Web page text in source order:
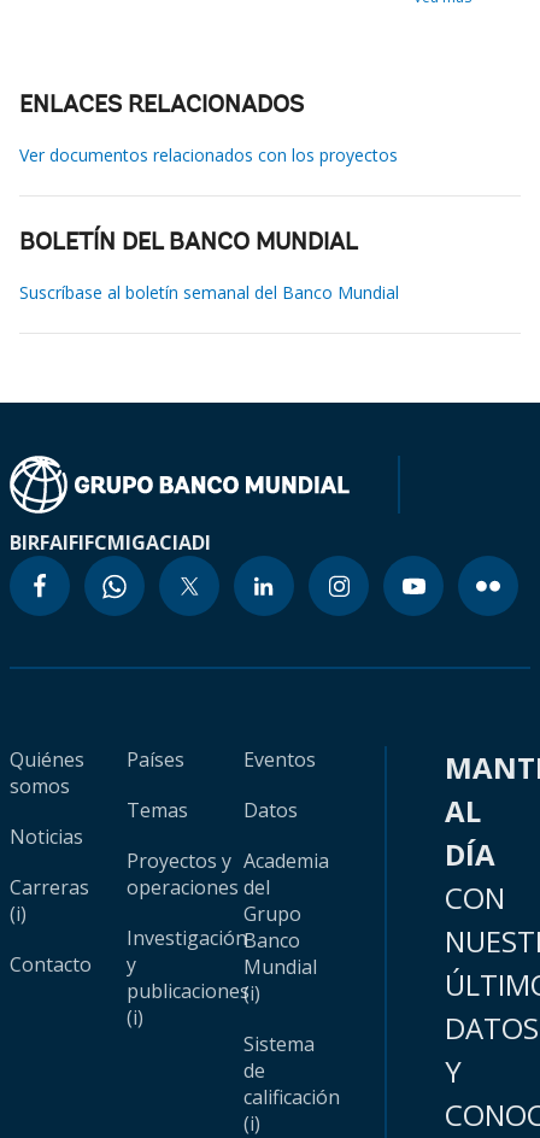
ENLACES RELACIONADOS
Ver documentos relacionados con los proyectos
BOLETÍN DEL BANCO MUNDIAL
Suscríbase al boletín semanal del Banco Mundial
BIRFAIFIFCMIGACIADI
Quiénes
somos
Noticias
Carreras
(i)
Contacto
Países
Temas
Proyectos y
operaciones
Investigación
y
publicaciones
(i)
Eventos
Datos
Academia
del
Grupo
Banco
Mundial
(i)
Sistema
de
calificación
(i)
AL
DÍA
CON
DATOS
Y